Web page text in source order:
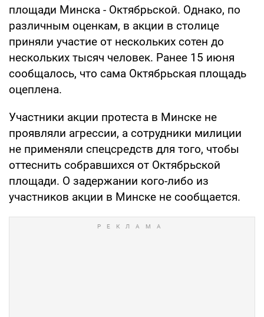
площади Минска - Октябрьской. Однако, по
различным оценкам, в акции в столице
приняли участие от нескольких сотен до
нескольких тысяч человек. Ранее 15 июня
сообщалось, что сама Октябрьская площадь
оцеплена.
Участники акции протеста в Минске не
проявляли агрессии, а сотрудники милиции
не применяли спецсредств для того, чтобы
оттеснить собравшихся от Октябрьской
площади. О задержании кого-либо из
участников акции в Минске не сообщается.